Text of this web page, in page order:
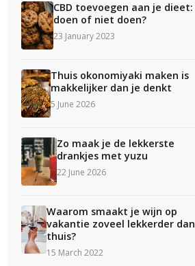
CBD toevoegen aan je dieet:
doen of niet doen?
23 January 2023
Thuis okonomiyaki maken is
makkelijker dan je denkt
5 June 2026
Zo maak je de lekkerste
drankjes met yuzu
22 June 2026
Waarom smaakt je wijn op
vakantie zoveel lekkerder dan
thuis?
15 March 2022